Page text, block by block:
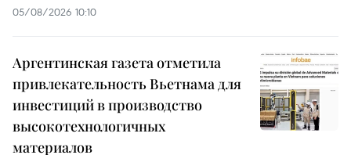
05/08/2026 10:10
Аргентинская газета отметила
привлекательность Вьетнама для
инвестиций в производство
высокотехнологичных
материалов